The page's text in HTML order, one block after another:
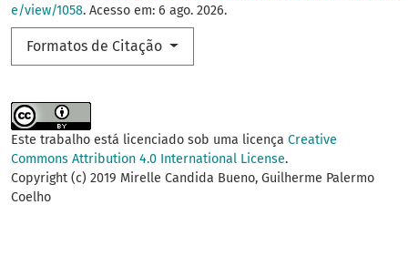
e/view/1058. Acesso em: 6 ago. 2026.
Formatos de Citação
Este trabalho está licenciado sob uma licença Creative
Commons Attribution 4.0 International License.
Copyright (c) 2019 Mirelle Candida Bueno, Guilherme Palermo
Coelho